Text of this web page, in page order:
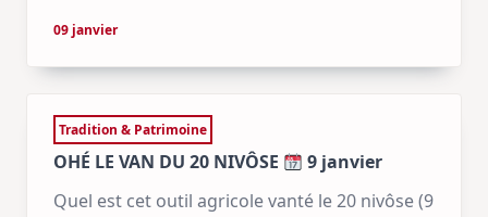
09 janvier
Tradition & Patrimoine
OHÉ LE VAN DU 20 NIVÔSE
9 janvier
Quel est cet outil agricole vanté le 20 nivôse (9